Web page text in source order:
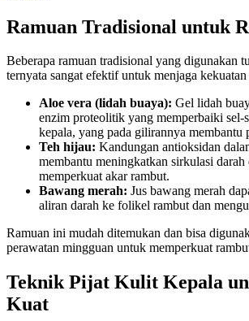
Ramuan Tradisional untuk
Beberapa ramuan tradisional yang digunakan
ternyata sangat efektif untuk menjaga
Aloe vera (lidah buaya): Gel lidah
enzim proteolitik yang memperbaiki
kepala, yang pada gilirannya membantu
Teh hijau: Kandungan antioksidan
membantu meningkatkan sirkulasi
memperkuat akar rambut.
Bawang merah: Jus bawang merah
aliran darah ke folikel rambut dan
Ramuan ini mudah ditemukan dan bisa
perawatan mingguan untuk memperkuat
Teknik Pijat Kulit Kepala
Kuat